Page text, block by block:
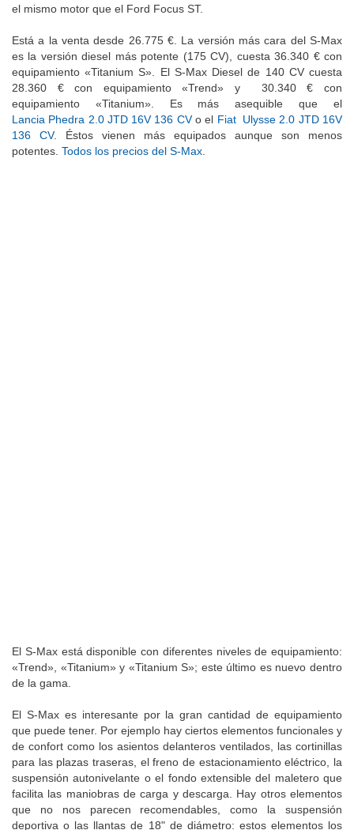
el mismo motor que el Ford Focus ST.
Está a la venta desde 26.775 €. La versión más cara del S-Max
es la versión diesel más potente (175 CV), cuesta 36.340 € con
equipamiento «Titanium S». El S-Max Diesel de 140 CV cuesta
28.360 € con equipamiento «Trend» y 30.340 € con
equipamiento «Titanium». Es más asequible que el
Lancia Phedra 2.0 JTD 16V 136 CVo el Fiat Ulysse 2.0 JTD 16V
136 CV. Éstos vienen más equipados aunque son menos
potentes. Todos los precios del S-Max
El S-Max está disponible con diferentes niveles de equipamiento:
«Trend», «Titanium» y «Titanium S»; este último es nuevo dentro
de la gama.
El S-Max es interesante por la gran cantidad de equipamiento
que puede tener. Por ejemplo hay ciertos elementos funcionales y
de confort como los asientos delanteros ventilados, las cortinillas
para las plazas traseras, el freno de estacionamiento eléctrico, la
suspensión autonivelante o el fondo extensible del maletero que
facilita las maniobras de carga y descarga. Hay otros elementos
que no nos parecen recomendables, como la suspensión
deportiva o las llantas de 18" de diámetro: estos elementos los